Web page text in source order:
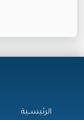
الرئيســية